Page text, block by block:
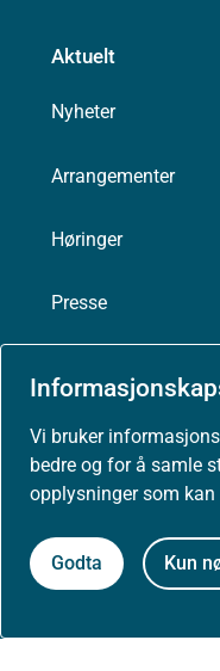
Vi bruker
bedre og for å samle
opplysninger som
Godta Kun
Aktuelt
Nyheter
Arrangementer
Høringer
Presse
Om nettstedet